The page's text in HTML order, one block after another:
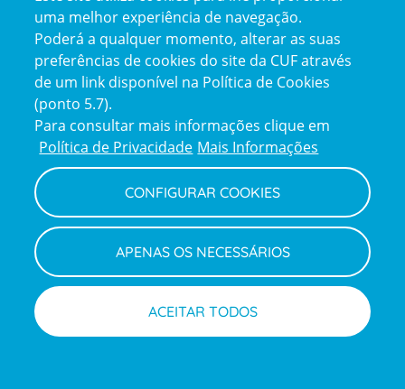
Certificações
certification2certification3
Reclamações e Elogios
e
elogios
Configurar Cookies
Termos e Condições
Declaração de Acessibilidade
uma melhor experiência de navegação.
Poderá a qualquer momento, alterar as suas
preferências de cookies do site da CUF através
de um link disponível na Política de Cookies
(ponto 5.7).
Para consultar mais informações clique em
Política de Privacidade Mais Informações
CONFIGURAR COOKIES
APENAS OS NECESSÁRIOS
ACEITAR TODOS